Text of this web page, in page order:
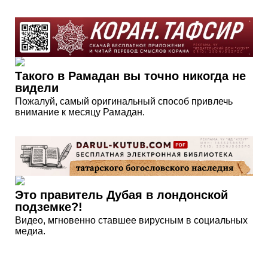
Такого в Рамадан вы точно никогда не
видели
Пожалуй, самый оригинальный способ привлечь
внимание к месяцу Рамадан.
Это правитель Дубая в лондонской
подземке?!
Видео, мгновенно ставшее вирусным в социальных
медиа.